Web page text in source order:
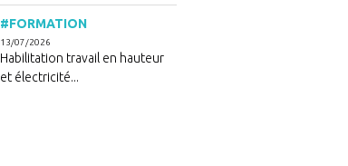
#FORMATION
13/07/2026
Habilitation travail en hauteur
et électricité...